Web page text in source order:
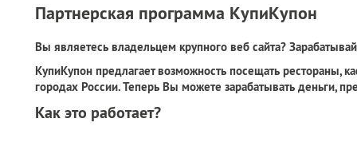
Партнерская программа КупиКупон
Вы являетесь владельцем крупного веб сайта?
КупиКупон предлагает возможность посещать рестораны,
городах России. Теперь Вы можете зарабатывать деньги,
Как это работает?